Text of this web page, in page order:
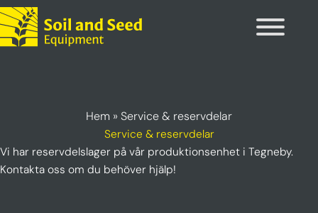
Hoppa
till
innehåll
Hem » Service & reservdelar
Service & reservdelar
Vi har reservdelslager på vår produktionsenhet i Tegneby.
Kontakta oss om du behöver hjälp!